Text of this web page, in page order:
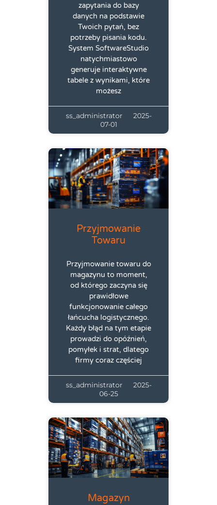
zapytania do bazy
danych na podstawie
Twoich pytań, bez
potrzeby pisania kodu.
System SoftwareStudio
natychmiastowo
generuje interaktywne
tabele z wynikami, które
możesz
ss_administrator
2025-
07-01
Przyjmowanie
Towaru
Przyjmowanie towaru do
magazynu to moment,
od którego zaczyna się
prawidłowe
funkcjonowanie całego
łańcucha logistycznego.
Każdy błąd na tym etapie
prowadzi do opóźnień,
pomyłek i strat, dlatego
firmy coraz częściej
ss_administrator
2025-
06-25
Magazyn